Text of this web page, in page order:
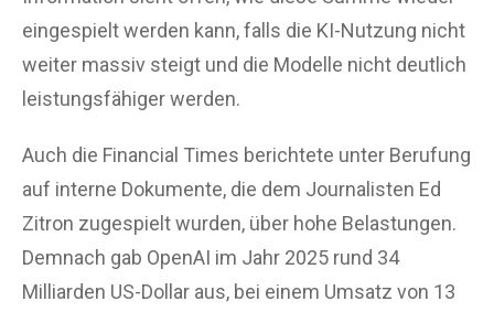
eingespielt werden kann, falls die KI-Nutzung nicht
weiter massiv steigt und die Modelle nicht deutlich
leistungsfähiger werden.
Auch die Financial Times berichtete unter Berufung
auf interne Dokumente, die dem Journalisten Ed
Zitron zugespielt wurden, über hohe Belastungen.
Demnach gab OpenAI im Jahr 2025 rund 34
Milliarden US-Dollar aus, bei einem Umsatz von 13